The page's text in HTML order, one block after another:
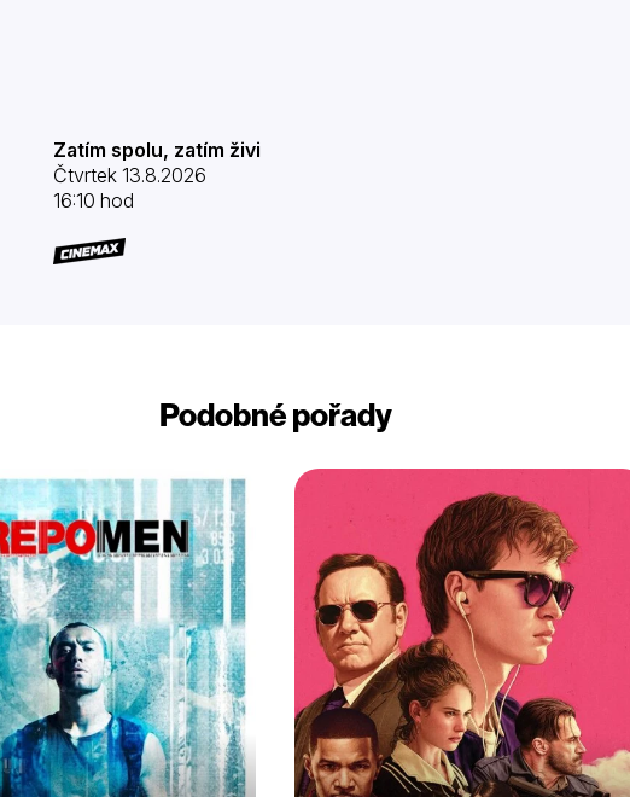
Zatím spolu, zatím živi
Čtvrtek 13.8.2026
16:10 hod
Podobné pořady